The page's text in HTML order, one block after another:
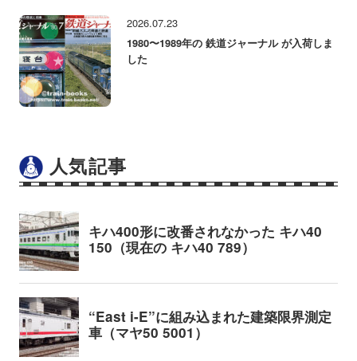
2026.07.23
1980〜1989年の 鉄道ジャーナル が入荷しま
した
人気記事